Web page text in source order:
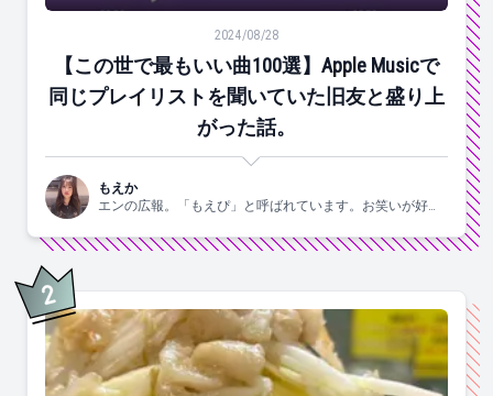
【この世で最もいい曲100選】Apple Musicで同じプレ
2024/08/28
【この世で最もいい曲100選】Apple Musicで
同じプレイリストを聞いていた旧友と盛り上
がった話。
もえか
エンの広報。「もえぴ」と呼ばれています。お笑いが好
2位